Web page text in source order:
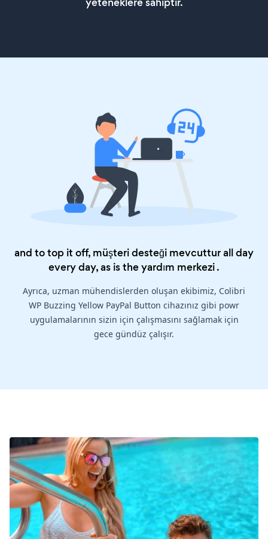
and to top it off, müşteri desteği mevcuttur all day
every day, as is theyardım merkezi.
Ayrıca, uzman mühendislerden oluşan ekibimiz, Colibri
WP Buzzing Yellow PayPal Button cihazınız gibi powr
uygulamalarının sizin için çalışmasını sağlamak için
gece gündüz çalışır.